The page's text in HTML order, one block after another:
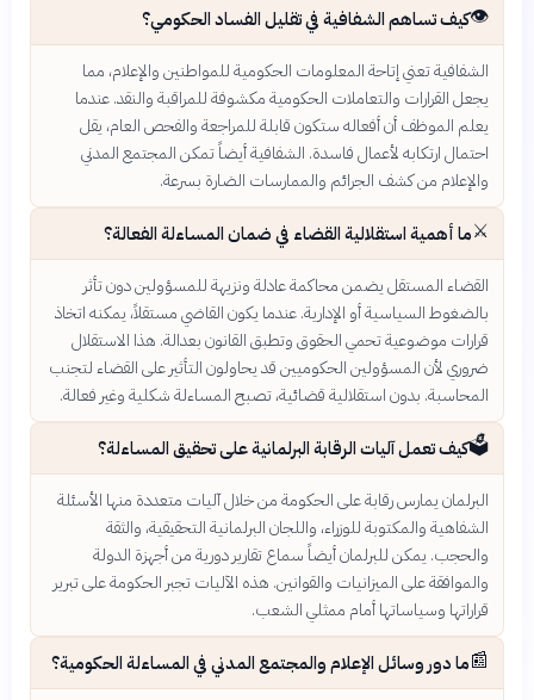
👁️كيف تساهم الشفافية في تقليل الفساد الحكومي؟
الشفافية تعني إتاحة المعلومات الحكومية للمواطنين والإعلام، مما
يجعل القرارات والتعاملات الحكومية مكشوفة للمراقبة والنقد. عندما
يعلم الموظف أن أفعاله ستكون قابلة للمراجعة والفحص العام، يقل
احتمال ارتكابه لأعمال فاسدة. الشفافية أيضاً تمكن المجتمع المدني
والإعلام من كشف الجرائم والممارسات الضارة بسرعة.
⚔️ما أهمية استقلالية القضاء في ضمان المساءلة الفعالة؟
القضاء المستقل يضمن محاكمة عادلة ونزيهة للمسؤولين دون تأثر
بالضغوط السياسية أو الإدارية. عندما يكون القاضي مستقلاً، يمكنه اتخاذ
قرارات موضوعية تحمي الحقوق وتطبق القانون بعدالة. هذا الاستقلال
ضروري لأن المسؤولين الحكوميين قد يحاولون التأثير على القضاء لتجنب
المحاسبة. بدون استقلالية قضائية، تصبح المساءلة شكلية وغير فعالة.
🗳️كيف تعمل آليات الرقابة البرلمانية على تحقيق المساءلة؟
البرلمان يمارس رقابة على الحكومة من خلال آليات متعددة منها الأسئلة
الشفاهية والمكتوبة للوزراء، واللجان البرلمانية التحقيقية، والثقة
والحجب. يمكن للبرلمان أيضاً سماع تقارير دورية من أجهزة الدولة
والموافقة على الميزانيات والقوانين. هذه الآليات تجبر الحكومة على تبرير
قراراتها وسياساتها أمام ممثلي الشعب.
📰ما دور وسائل الإعلام والمجتمع المدني في المساءلة الحكومية؟